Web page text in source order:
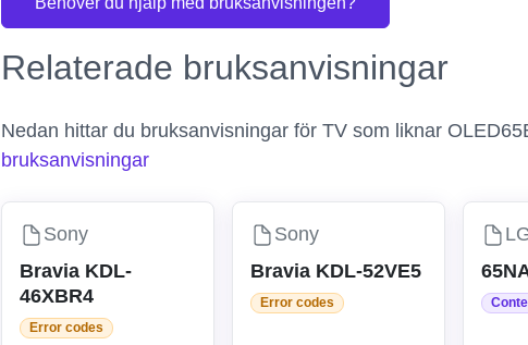
Relaterade bruksanvisningar
Nedan hittar du bruksanvisningar för TV som liknar
bruksanvisningar
Sony
Bravia KDL-
46XBR4
Error codes
Sony
Bravia KDL-52VE5
Error codes